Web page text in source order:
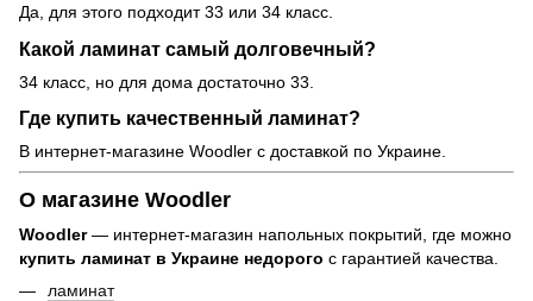
Да, для этого подходит 33 или 34 класс.
Какой ламинат самый долговечный?
34 класс, но для дома достаточно 33.
Где купить качественный ламинат?
В интернет-магазине Woodler с доставкой по Украине.
О магазине Woodler
Woodler— интернет-магазин напольных покрытий, где можно
купить ламинат в Украине недорого с гарантией качества.
ламинат